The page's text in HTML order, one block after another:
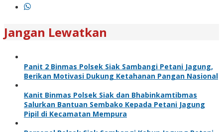
Jangan Lewatkan
Panit 2 Binmas Polsek Siak Sambangi Petani Jagung,
Berikan Motivasi Dukung Ketahanan Pangan Nasional
Kanit Binmas Polsek Siak dan Bhabinkamtibmas
Salurkan Bantuan Sembako Kepada Petani Jagung
Pipil di Kecamatan Mempura